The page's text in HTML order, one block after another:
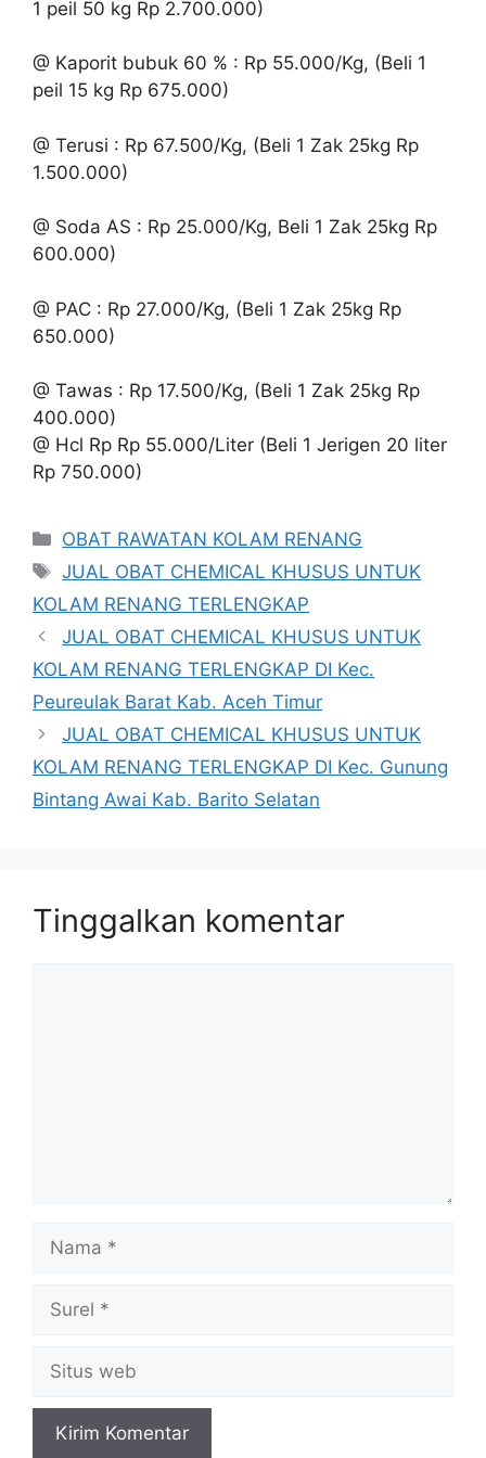
1 peil 50 kg Rp 2.700.000)
@ Kaporit bubuk 60 % : Rp 55.000/Kg, (Beli 1
peil 15 kg Rp 675.000)
@ Terusi : Rp 67.500/Kg, (Beli 1 Zak 25kg Rp
1.500.000)
@ Soda AS : Rp 25.000/Kg, Beli 1 Zak 25kg Rp
600.000)
@ PAC : Rp 27.000/Kg, (Beli 1 Zak 25kg Rp
650.000)
@ Tawas : Rp 17.500/Kg, (Beli 1 Zak 25kg Rp
400.000)
@ Hcl Rp Rp 55.000/Liter (Beli 1 Jerigen 20 liter
Rp 750.000)
Kategori
OBAT RAWATAN KOLAM RENANG
Tag
JUAL OBAT CHEMICAL KHUSUS UNTUK
KOLAM RENANG TERLENGKAP
JUAL OBAT CHEMICAL KHUSUS UNTUK
KOLAM RENANG TERLENGKAP DI Kec.
Peureulak Barat Kab. Aceh Timur
JUAL OBAT CHEMICAL KHUSUS UNTUK
KOLAM RENANG TERLENGKAP DI Kec. Gunung
Bintang Awai Kab. Barito Selatan
Tinggalkan komentar
Nama
Surel
Situs
web